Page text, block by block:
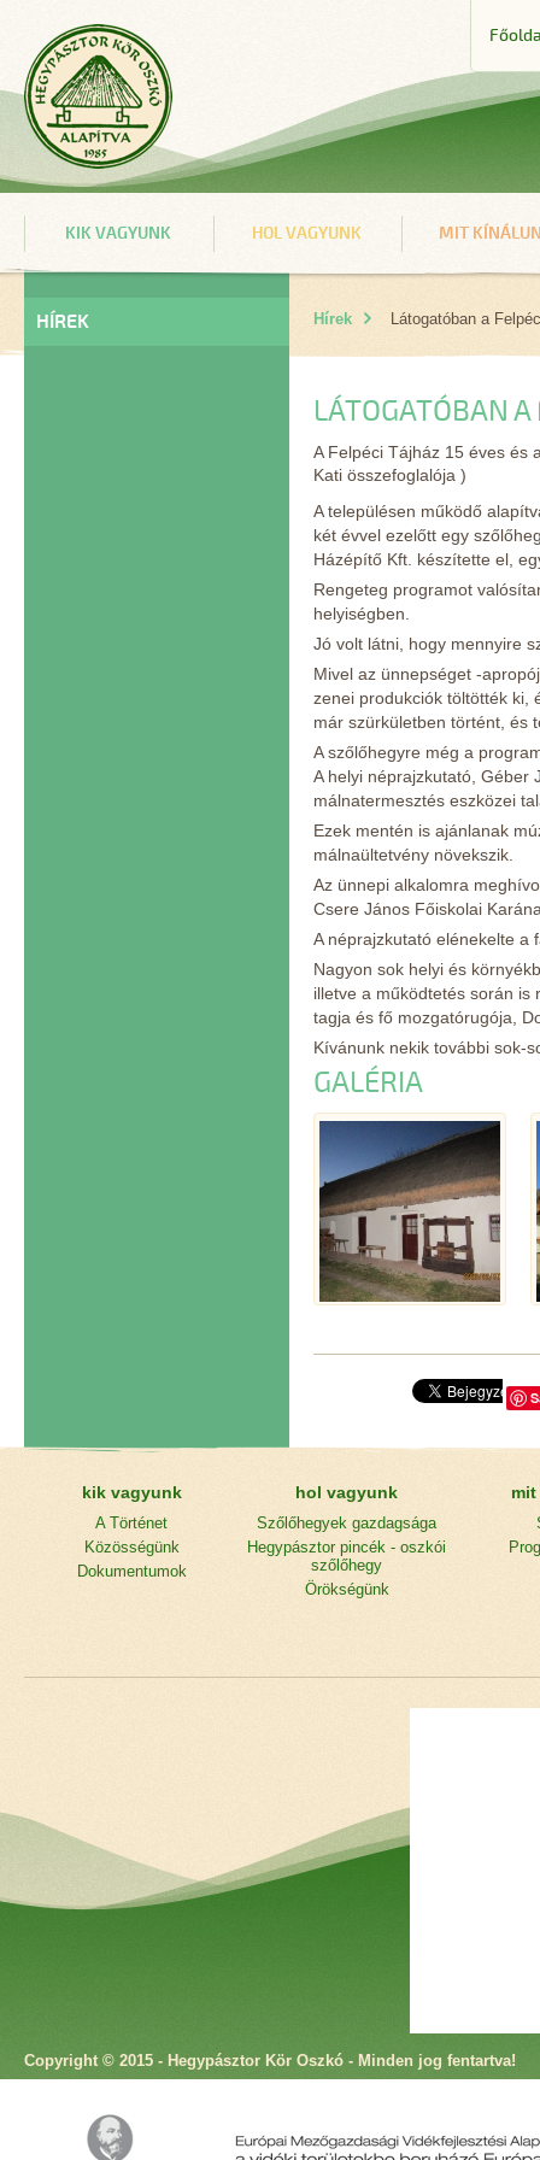
KIK VAGYUNK HOL VAGYUNK MIT
HÍREK Hírek Látogatóban a
LÁTOGATÓBAN
A Felpéci Tájház 15 éves és
Kati összefoglalója )
A településen működő
két évvel ezelőtt egy
Házépítő Kft. készítette el,
Rengeteg programot
helyiségben.
Jó volt látni, hogy mennyire
Mivel az ünnepséget -
zenei produkciók töltötték ki,
már szürkületben történt, és
A szőlőhegyre még a
A helyi néprajzkutató, Géber
málnatermesztés eszközei
Ezek mentén is ajánlanak
málnaültetvény növekszik.
Az ünnepi alkalomra
Csere János Főiskolai
A néprajzkutató elénekelte a
Nagyon sok helyi és
illetve a működtetés során
tagja és fő mozgatórugója,
Kívánunk nekik további sok-
GALÉRIA
kik vagyunk
A Történet
Közösségünk
Dokumentumok
hol vagyunk
Szőlőhegyek gazdagsága
Hegypásztor pincék - oszkói
szőlőhegy
Örökségünk
Copyright © 2015 - Hegypásztor Kör Oszkó - Minden jog fentartva!